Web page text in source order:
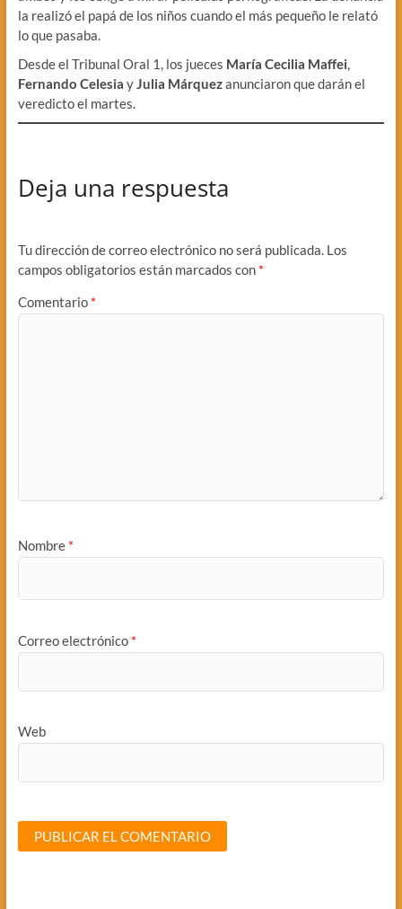
la realizó el papá de los niños cuando el más pequeño le relató
lo que pasaba.
Desde el Tribunal Oral 1, los jueces María Cecilia Maffei,
Fernando Celesia yJulia Márquezanunciaron que darán el
veredicto el martes.
Deja una respuesta
Tu dirección de correo electrónico no será publicada. Los
campos obligatorios están marcados con *
Comentario *
Nombre *
Correo electrónico *
Web